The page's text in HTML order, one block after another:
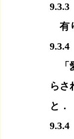
9.3.3
有
「
らさ
と．
9.3.4